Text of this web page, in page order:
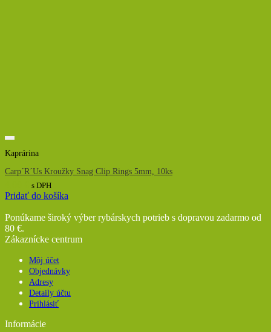
Kaprárina
Carp´R´Us Kroužky Snag Clip Rings 5mm, 10ks
s DPH
Pridať do košíka
Ponúkame široký výber rybárskych potrieb s dopravou zadarmo od
80 €.
Zákaznícke centrum
Môj účet
Objednávky
Adresy
Detaily účtu
Prihlásiť
Informácie